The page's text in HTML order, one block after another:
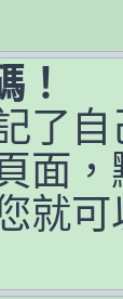
！
了
面
就